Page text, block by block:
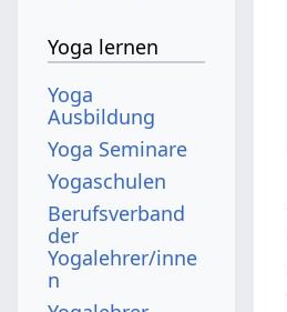
Yoga lernen
Yoga
Ausbildung
Yoga Seminare
Yogaschulen
Berufsverband
der
Yogalehrer/inne
n